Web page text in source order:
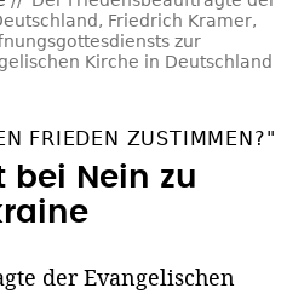
Friedrich Kramer,
zur
Kirche in Deutschland
FRIEDEN ZUSTIMMEN?"
bei Nein zu
der Evangelischen